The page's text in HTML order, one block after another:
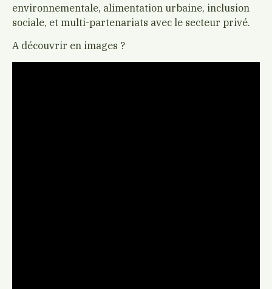
environnementale, alimentation urbaine, inclusion
sociale, et multi-partenariats avec le secteur privé.
A découvrir en images ?